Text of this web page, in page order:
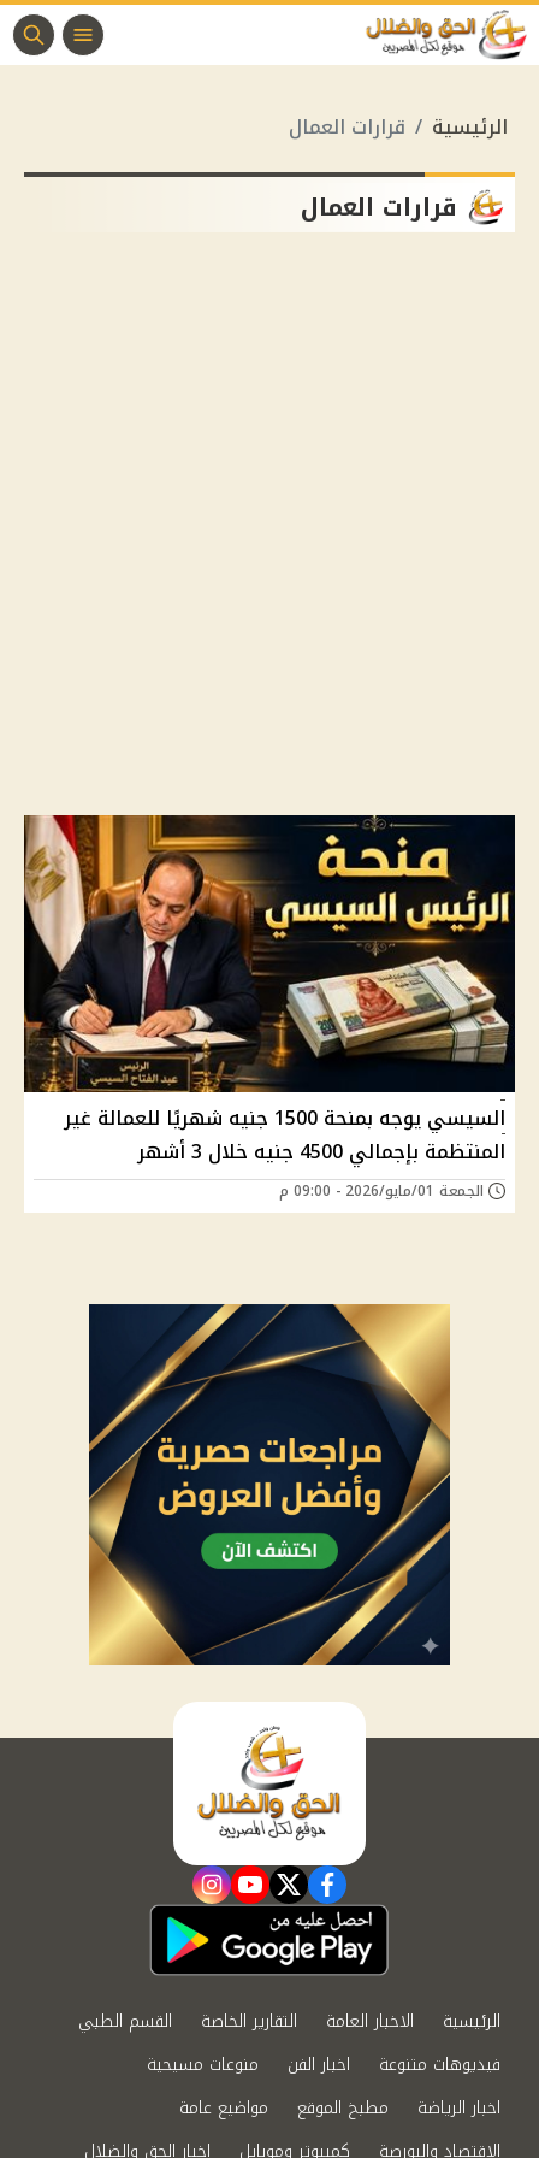
الرئيسية قرارات العمال
قرارات العمال
السيسي يوجه بمنحة 1500 جنيه شهريًا للعمالة غير
المنتظمة بإجمالي 4500 جنيه خلال 3 أشهر
الجمعة 01/مايو/2026 - 09:00 م
facebook
twitter
youtube
instagram
الرئيسية الاخبار العامة التقارير الخاصة
القسم الطبي
فيديوهات متنوعة
اخبار الفن
منوعات مسيحية
اخبار الرياضة
مطبخ الموقع
مواضيع عامة
الاقتصاد والبورصة
كمبيوتر وموبايل اخبار الحق والضلال